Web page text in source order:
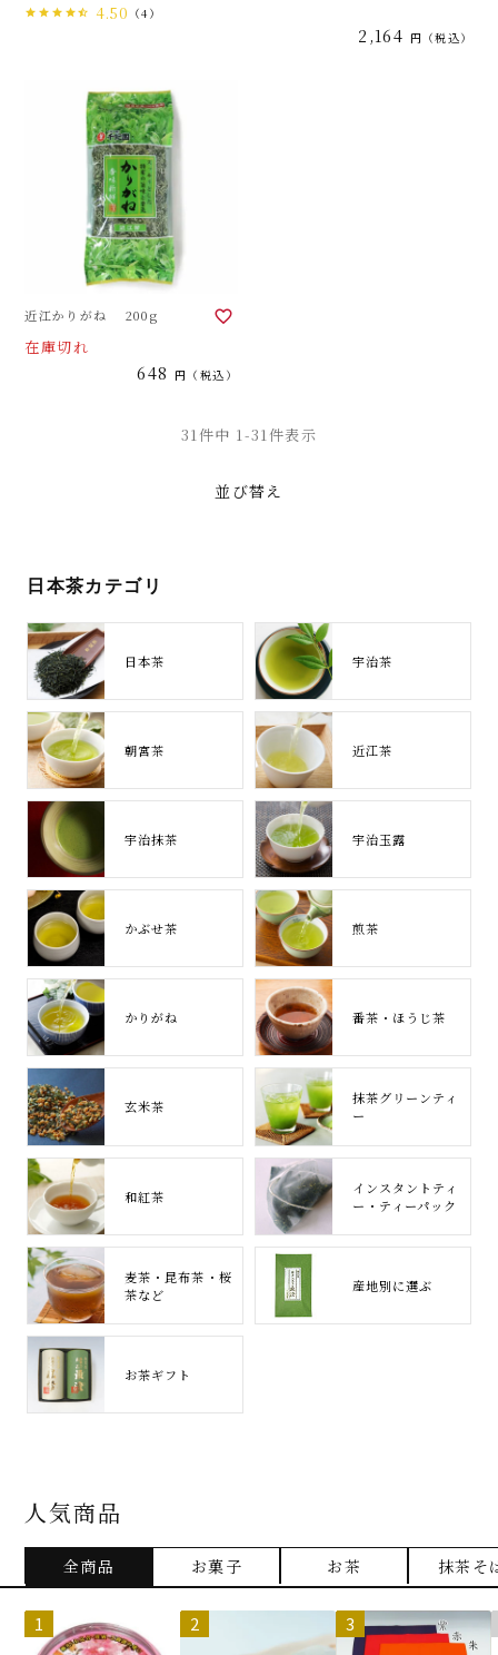
4.50 （4）
2,164 税込
近江かりがね 200g
在庫切れ
648 税込
並び替え
31 件中 1 -31 件表示
日本茶カテゴリ
日本茶 宇治茶
朝宮茶 近江茶
宇治抹茶 宇治玉露
かぶせ茶 煎茶
かりがね 番茶・ほうじ茶
玄米茶
抹茶グリーンティ
ー
和紅茶
インスタントティ
ー・ティーパック
麦茶・昆布茶・桜
茶など
産地別に選ぶ
お茶ギフト
人気商品
全商品 お菓子 お茶 抹茶そ